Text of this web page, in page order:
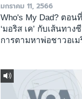
มกราคม 11, 2566
Who's My Dad? ตอน
‘มอริส เค’ กับเส้นทาง
การตามหาพ่อชาวอเ